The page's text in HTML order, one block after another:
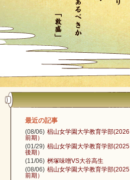
最近の記事
(08/06) 椙山女学園大学教育学部(2026
前期）
(01/29) 椙山女学園大学教育学部(2025
後期）
(11/06) 桝塚味噌VS大谷高生
(08/06) 椙山女学園大学教育学部(2025
前期）